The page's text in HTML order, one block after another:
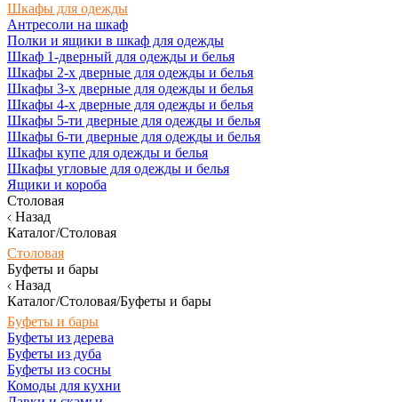
Шкафы для одежды
Антресоли на шкаф
Полки и ящики в шкаф для одежды
Шкаф 1-дверный для одежды и белья
Шкафы 2-х дверные для одежды и белья
Шкафы 3-х дверные для одежды и белья
Шкафы 4-х дверные для одежды и белья
Шкафы 5-ти дверные для одежды и белья
Шкафы 6-ти дверные для одежды и белья
Шкафы купе для одежды и белья
Шкафы угловые для одежды и белья
Ящики и короба
Столовая
Назад
Каталог/Столовая
Столовая
Буфеты и бары
Назад
Каталог/Столовая/Буфеты и бары
Буфеты и бары
Буфеты из дерева
Буфеты из дуба
Буфеты из сосны
Комоды для кухни